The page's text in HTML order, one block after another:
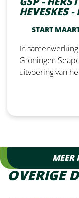
HEVESKES -
START
In
Groningen
uitvoering van
MEER
OVERIGE